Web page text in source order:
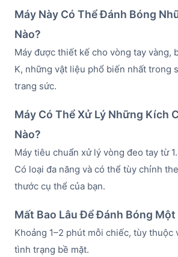
Máy Này Có Thể Đánh Bóng
Nào?
Máy được thiết kế cho vòng tay vàng,
K, những vật liệu phổ biến nhất trong
trang sức.
Máy Có Thể Xử Lý Những Kích
Nào?
Máy tiêu chuẩn xử lý vòng đeo tay từ
Có loại đa năng và có thể tùy chỉnh
thước cụ thể của bạn.
Mất Bao Lâu Để Đánh Bóng
Khoảng 1–2 phút mỗi chiếc, tùy thuộc
tình trạng bề mặt.